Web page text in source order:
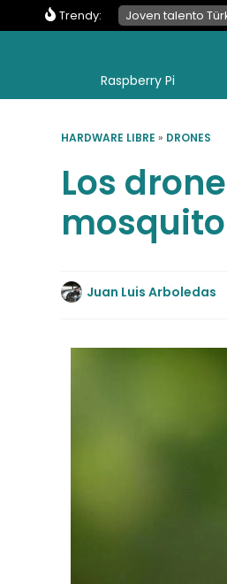
Raspberry Pi
Trendy: Joven talento
HARDWARE LIBRE » DRONES
Los
Juan Luis Arboledas